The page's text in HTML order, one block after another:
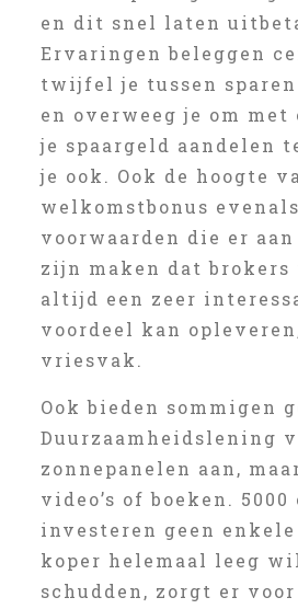
en dit snel laten
Ervaringen beleggen
twijfel je tussen sparen
en overweeg je om met
je spaargeld aandelen
je ook. Ook de hoogte
welkomstbonus
voorwaarden die er
zijn maken dat
altijd een zeer
voordeel kan
vriesvak.
Ook bieden sommigen
Duurzaamheidslening
zonnepanelen aan,
video’s of boeken. 5000
investeren geen
koper helemaal leeg
schudden, zorgt er